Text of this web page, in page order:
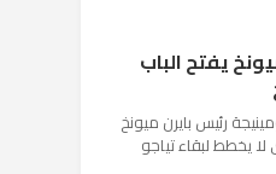
يفتح الباب
رئيس بايرن ميونخ
لا يخطط لبقاء تياجو